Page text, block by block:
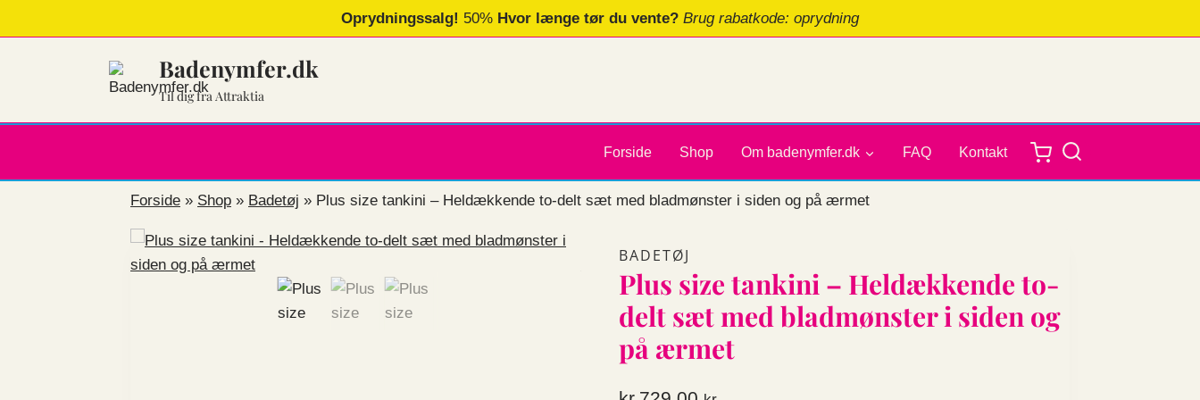
til
Oprydningssalg! 50% Hvor længe tør du vente? Brug rabatkode: oprydning
Badenymfer.dk
Til dig fra Attraktia
Forside Shop Om badenymfer.dk FAQ Kontakt
Forside » Shop » Badetøj » Plus size tankini – Heldækkende to-delt sæt med bladmønster i siden og på ærmet
BADETØJ
Plus size tankini – Heldækkende to-
delt sæt med bladmønster i siden og
på ærmet